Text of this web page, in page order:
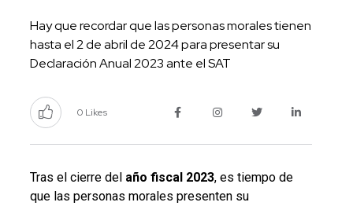
Hay que recordar que las personas morales tienen
hasta el 2 de abril de 2024 para presentar su
Declaración Anual 2023 ante el SAT
0 Likes
Tras el cierre del año fiscal 2023, es tiempo de
que las personas morales presenten su